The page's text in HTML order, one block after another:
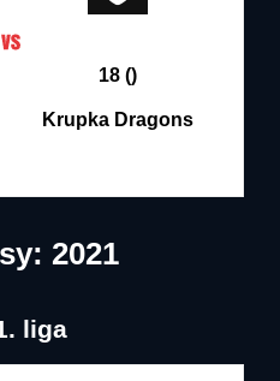
18 ()
Krupka Dragons
2021
liga